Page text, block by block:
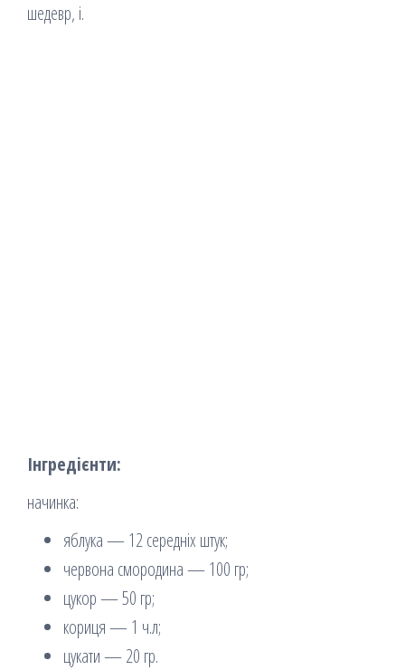
шедевр, і.
Інгредієнти:
начинка:
яблука — 12 середніх штук;
червона смородина — 100 гр;
цукор — 50 гр;
кориця — 1 ч.л;
цукати — 20 гр.